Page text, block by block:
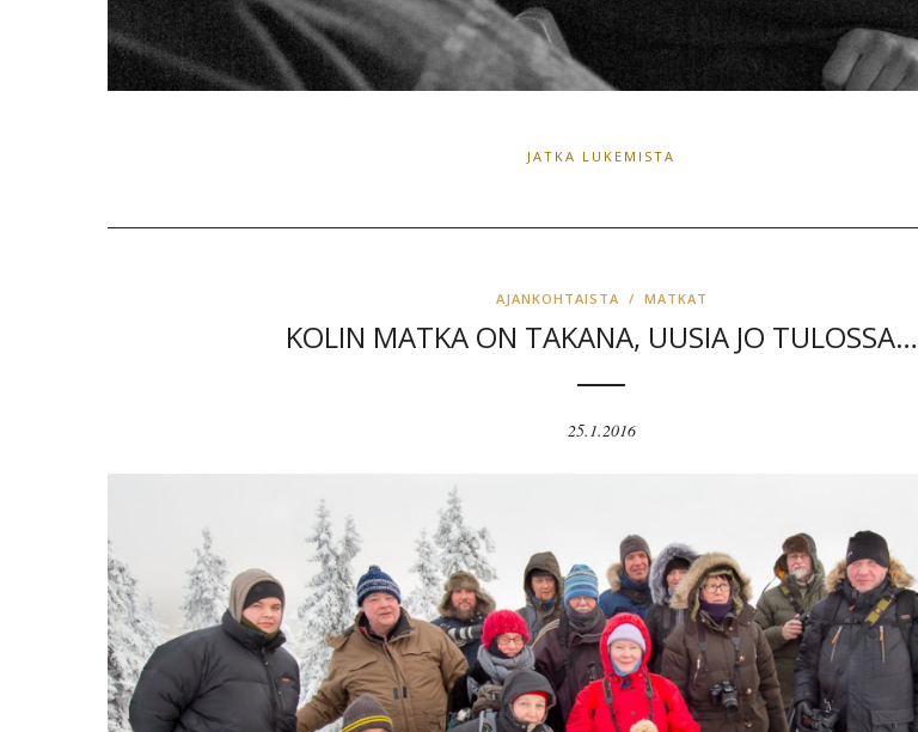
JATKA LUKEMISTA
AJANKOHTAISTA / MATKAT
KOLIN MATKA ON TAKANA, UUSIA JO TULOSSA…
25.1.2016